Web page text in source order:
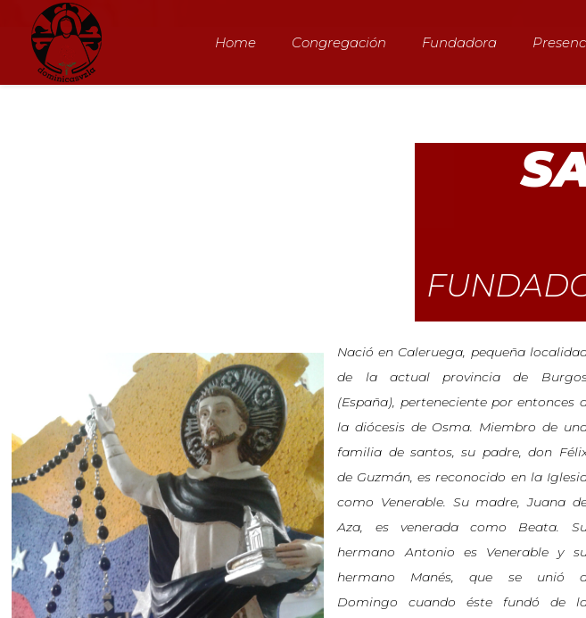
Home Congregación Fundadora
Nació en Caleruega, pequeña
de la actual provincia de
(España), perteneciente por entonces
la diócesis de Osma. Miembro de
familia de santos, su padre, don
de Guzmán, es reconocido en la
como Venerable. Su madre, Juana
Aza, es venerada como Beata.
hermano Antonio es Venerable y
hermano Manés, que se unió
Domingo cuando éste fundó de